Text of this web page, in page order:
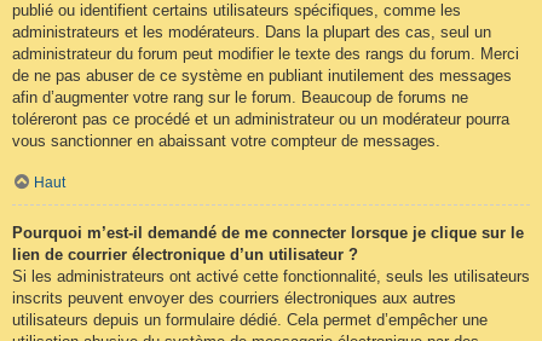
publié ou identifient certains utilisateurs spécifiques, comme les
administrateurs et les modérateurs. Dans la plupart des cas, seul un
administrateur du forum peut modifier le texte des rangs du forum. Merci
de ne pas abuser de ce système en publiant inutilement des messages
afin d’augmenter votre rang sur le forum. Beaucoup de forums ne
toléreront pas ce procédé et un administrateur ou un modérateur pourra
vous sanctionner en abaissant votre compteur de messages.
Haut
Pourquoi m’est-il demandé de me connecter lorsque je clique sur le
lien de courrier électronique d’un utilisateur ?
Si les administrateurs ont activé cette fonctionnalité, seuls les utilisateurs
inscrits peuvent envoyer des courriers électroniques aux autres
utilisateurs depuis un formulaire dédié. Cela permet d’empêcher une